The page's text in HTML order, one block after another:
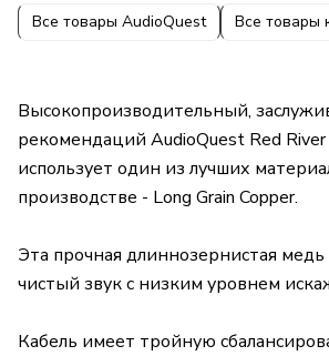
Все товары AudioQuest Все товары
Высокопроизводительный,
рекомендаций AudioQuest Red
использует один из лучших
производстве - Long Grain Copper.
Эта прочная длиннозернистая медь
чистый звук с низким уровнем
Кабель имеет тройную